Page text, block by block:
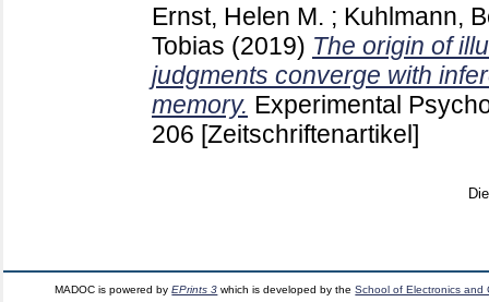
Ernst, Helen M. ; Kuhlmann,
Tobias (2019) The origin of
judgments converge with
memory. Experimental
206 [Zeitschriftenartikel]
MADOC is powered byEPrints 3 which is developed by theSchool of Electronics and